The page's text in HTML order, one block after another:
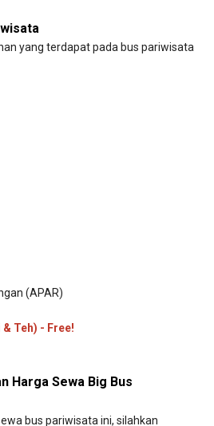
yang terdapat pada bus pariwisata
(APAR)
Teh) - Free!
Harga Sewa Big Bus
bus pariwisata ini, silahkan